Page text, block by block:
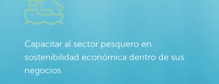
Capacitar al sector pesquero en
sostenibilidad económica dentro de sus
negocios